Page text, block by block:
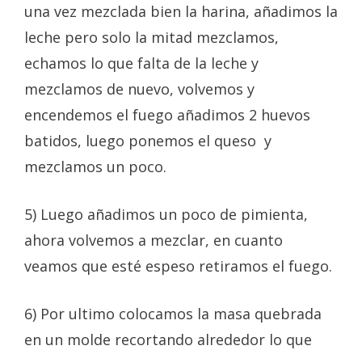
una vez mezclada bien la harina, añadimos la
leche pero solo la mitad mezclamos,
echamos lo que falta de la leche y
mezclamos de nuevo, volvemos y
encendemos el fuego añadimos 2 huevos
batidos, luego ponemos el queso y
mezclamos un poco.
5) Luego añadimos un poco de pimienta,
ahora volvemos a mezclar, en cuanto
veamos que esté espeso retiramos el fuego.
6) Por ultimo colocamos la masa quebrada
en un molde recortando alrededor lo que